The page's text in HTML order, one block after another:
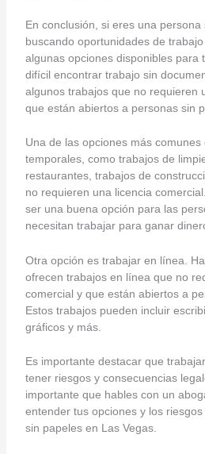
En conclusión, si eres una
buscando oportunidades de
algunas opciones disponibles para
difícil encontrar trabajo sin
algunos trabajos que no requieren
que están abiertos a personas sin
Una de las opciones más
temporales, como trabajos de
restaurantes, trabajos de
no requieren una licencia
ser una buena opción para las
necesitan trabajar para ganar
Otra opción es trabajar en línea.
ofrecen trabajos en línea que no
comercial y que están abiertos a
Estos trabajos pueden incluir
gráficos y más.
Es importante destacar que
tener riesgos y consecuencias
importante que hables con un
entender tus opciones y los
sin papeles en Las Vegas.